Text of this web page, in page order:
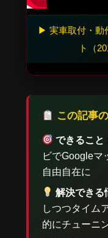
▶ 実車取付・動
ト（
この記事
できること
ビでGoogleマ
自由自在に
解決できる
しつつタイム
的にチューニ